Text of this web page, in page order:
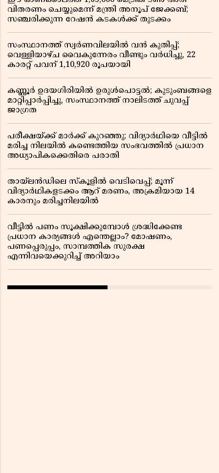
വിതരണം ചെയ്യുമെന്ന് മന്ത്രി അനൂപ് ജേക്കബ്;
സഞ്ചരിക്കുന്ന റേഷൻ കടകൾക്ക് തുടക്കം
സംസ്ഥാനത്ത് സ്വർണവിലയിൽ വൻ കുതിപ്പ്;
വെള്ളിയാഴ്ച വൈകുന്നേരം വീണ്ടും വർധിച്ചു, 22
കാരറ്റ് പവന് 1,10,920 രൂപയായി
കണ്ണൂർ ഉദയഗിരിയിൽ ഉരുൾപൊട്ടൽ; കുടുംബങ്ങളെ
മാറ്റിപ്പാർപ്പിച്ചു, സംസ്ഥാനത്ത് നാലിടത്ത് ചുവപ്പ്
ജാഗ്രത
പരീക്ഷയ്ക്ക് മാർക്ക് കുറഞ്ഞു; വിദ്യാർഥിയെ വീട്ടിൽ
മരിച്ച നിലയിൽ കണ്ടെത്തിയ സംഭവത്തിൽ പ്രധാന
അധ്യാപികക്കെതിരെ പരാതി
തായ്‌ലൻഡിലെ സ്‌കൂളിൽ വെടിവെപ്പ്; മൂന്ന്
വിദ്യാർഥികളടക്കം ആറ് മരണം, അക്രമിയായ 14
കാരനും മരിച്ചനിലയിൽ
വീട്ടിൽ പണം സൂക്ഷിക്കുമ്പോൾ ശ്രദ്ധിക്കേണ്ട
പ്രധാന കാര്യങ്ങൾ എന്തെല്ലാം? മോഷണം,
പണപ്പെരുപ്പം, സാമ്പത്തിക സുരക്ഷ
എന്നിവയെക്കുറിച്ച് അറിയാം